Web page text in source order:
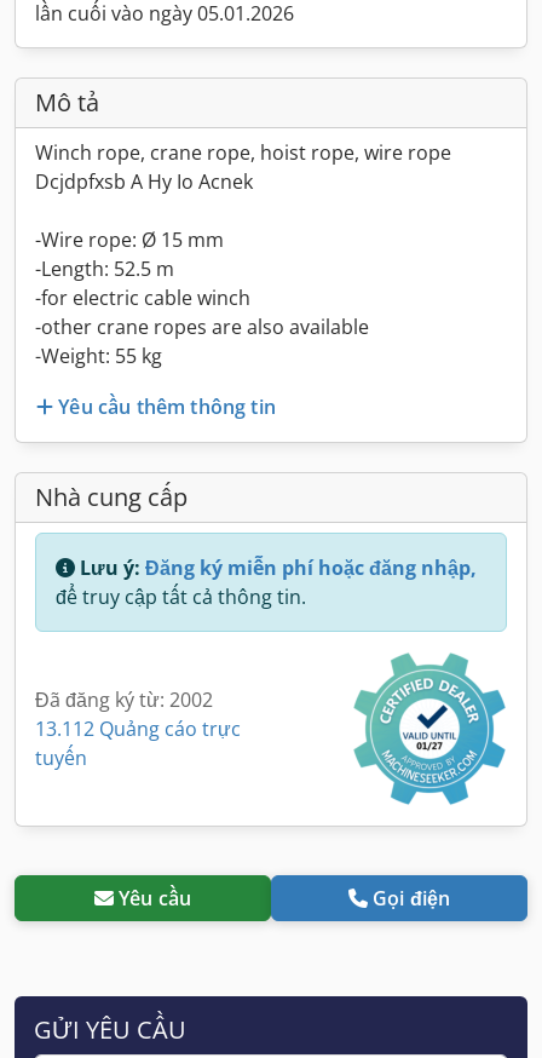
lần cuối vào ngày 05.01.2026
Mô tả
Winch rope, crane rope, hoist rope, wire rope
Dcjdpfxsb A Hy Io Acnek
-Wire rope: Ø 15 mm
-Length: 52.5 m
-for electric cable winch
-other crane ropes are also available
-Weight: 55 kg
Yêu cầu thêm thông tin
Nhà cung cấp
Lưu ý: Đăng ký miễn phí hoặc đăng nhập,
để truy cập tất cả thông tin.
Đã đăng ký từ: 2002
13.112 Quảng cáo trực
tuyến
Yêu cầu Gọi điện
GỬI YÊU CẦU